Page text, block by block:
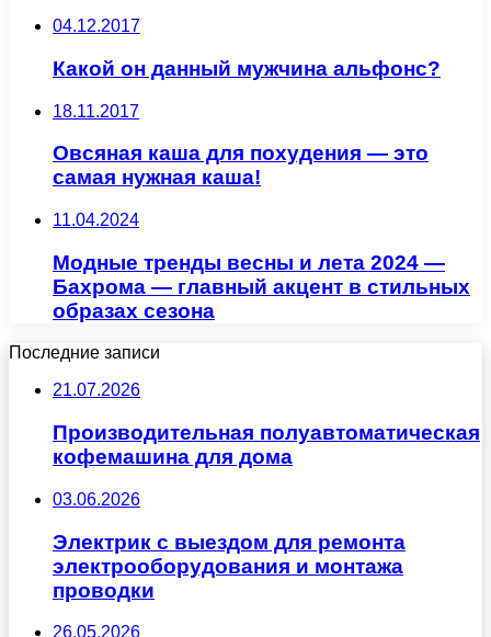
04.12.2017
Какой он данный мужчина альфонс?
18.11.2017
Овсяная каша для похудения — это
самая нужная каша!
11.04.2024
Модные тренды весны и лета 2024 —
Бахрома — главный акцент в стильных
образах сезона
Последние записи
21.07.2026
Производительная полуавтоматическая
кофемашина для дома
03.06.2026
Электрик с выездом для ремонта
электрооборудования и монтажа
проводки
26.05.2026